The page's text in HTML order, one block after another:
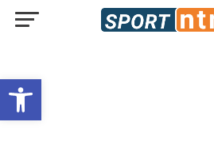
Open toolbar